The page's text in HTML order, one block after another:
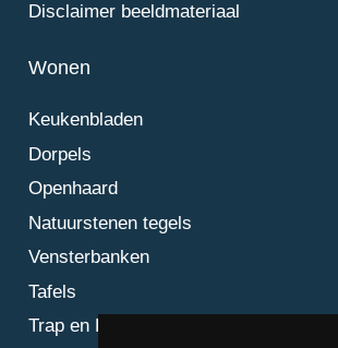
Disclaimer beeldmateriaal
Wonen
Keukenbladen
Dorpels
Openhaard
Natuurstenen tegels
Vensterbanken
Tafels
Trap en Bordes